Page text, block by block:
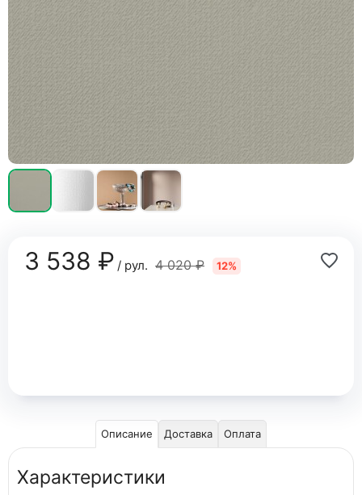
3 538 ₽/ рул. 4 020 ₽ 12%
Описание Доставка Оплата
Характеристики